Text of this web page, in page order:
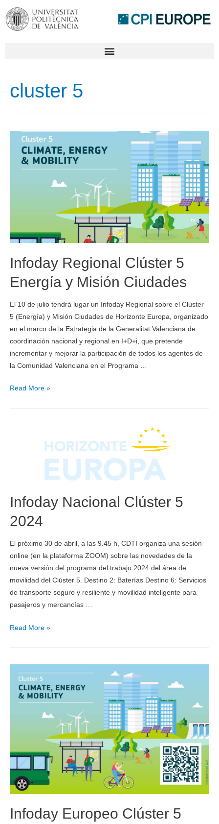
cluster 5
Infoday Regional Clúster 5
Energía y Misión Ciudades
El 10 de julio tendrá lugar un Infoday Regional sobre el Clúster
5 (Energía) y Misión Ciudades de Horizonte Europa, organizado
en el marco de la Estrategia de la Generalitat Valenciana de
coordinación nacional y regional en I+D+i, que pretende
incrementar y mejorar la participación de todos los agentes de
la Comunidad Valenciana en el Programa …
Read More »
Infoday Nacional Clúster 5
2024
El próximo 30 de abril, a las 9.45 h, CDTI organiza una sesión
online (en la plataforma ZOOM) sobre las novedades de la
nueva versión del programa del trabajo 2024 del área de
movilidad del Clúster 5. Destino 2: Baterías Destino 6: Servicios
de transporte seguro y resiliente y movilidad inteligente para
pasajeros y mercancías …
Read More »
Infoday Europeo Clúster 5